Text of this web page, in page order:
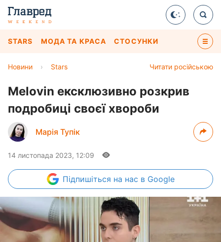
STARS МОДА ТА КРАСА СТОСУНКИ
Читати російською
Новини › Stars
Melovin ексклюзивно розкрив
подробиці своєї хвороби
Марія Тупік
14 листопада 2023, 12:09
Підпишіться на нас в Google